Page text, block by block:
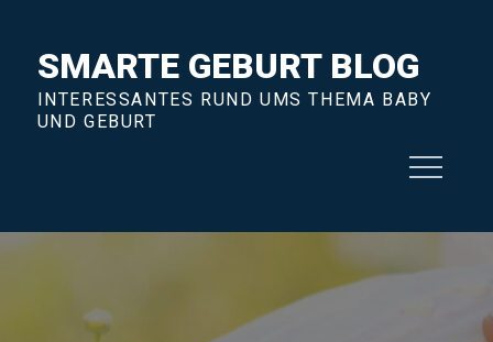
contentSMARTE GEBURT BLOG
INTERESSANTES RUND UMS THEMA BABY
UND GEBURT